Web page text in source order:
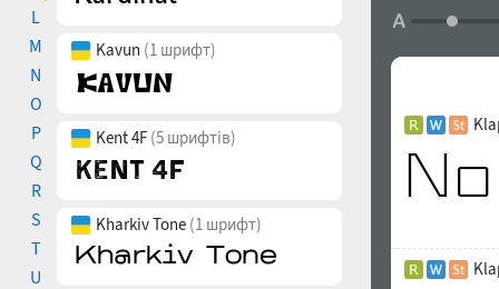
L
M
N
O
P
Q
R
S
T
U
Kavun (1 шрифт)
Kent 4F (5 шрифтів)
Kharkiv Tone (1 шрифт)
особливо